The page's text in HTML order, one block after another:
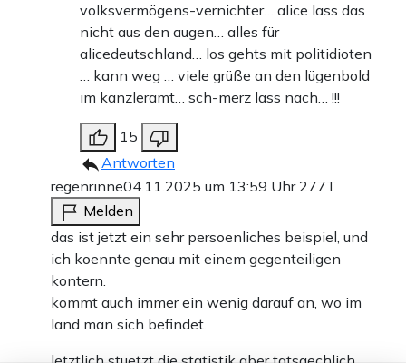
volksvermögens-vernichter… alice lass das
nicht aus den augen… alles für
alicedeutschland… los gehts mit politidioten
… kann weg … viele grüße an den lügenbold
im kanzleramt… sch-merz lass nach… !!!
15
Antworten
regenrinne04.11.2025 um 13:59 Uhr 277T
Melden
das ist jetzt ein sehr persoenliches beispiel, und
ich koennte genau mit einem gegenteiligen
kontern.
kommt auch immer ein wenig darauf an, wo im
land man sich befindet.